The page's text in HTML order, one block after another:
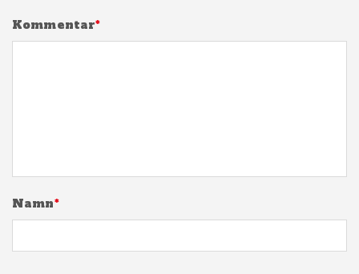
Kommentar*
Namn*